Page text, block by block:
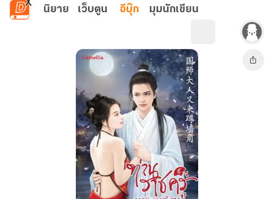
ข้ามไปยังเนื้อหาหลัก
นิยาย เว็บตูน อีบุ๊ก มุมนักเขียน